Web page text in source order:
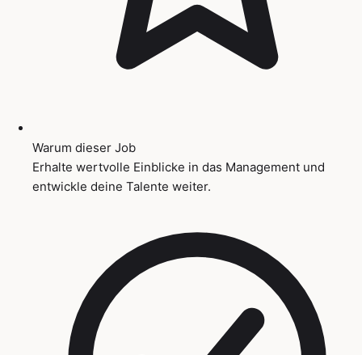
Warum dieser Job
Erhalte wertvolle Einblicke in das Management und
entwickle deine Talente weiter.